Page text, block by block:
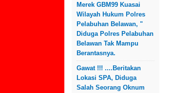
Merek GBM99 Kuasai
Wilayah Hukum Polres
Pelabuhan Belawan, "
Diduga Polres Pelabuhan
Belawan Tak Mampu
Berantasnya.
Gawat !!! ....Beritakan
Lokasi SPA, Diduga
Salah Seorang Oknum